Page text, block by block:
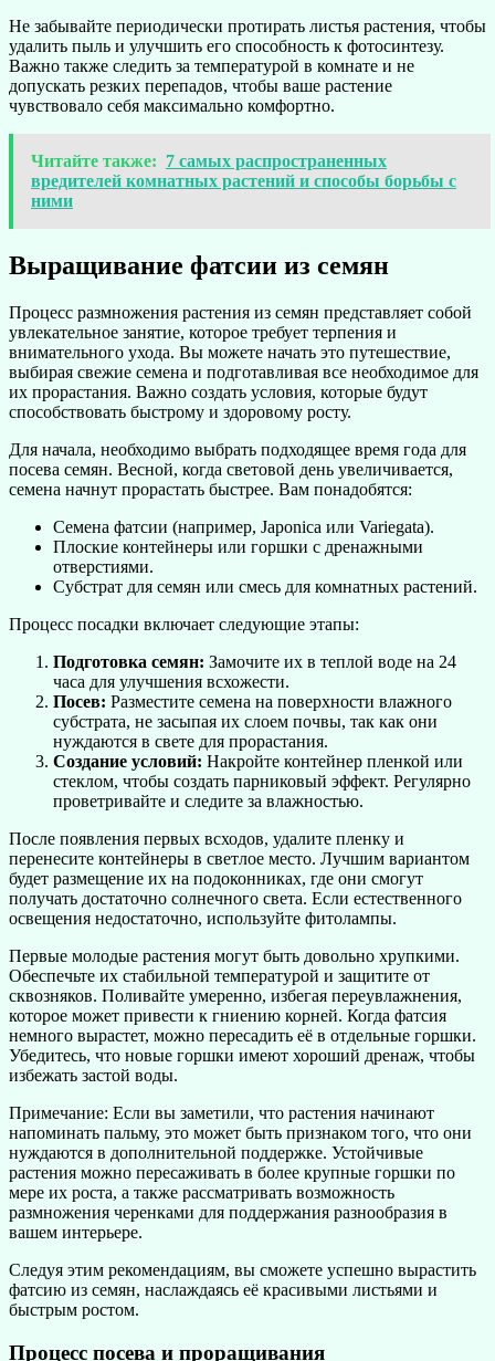
Не забывайте периодически протирать листья растения, чтобы
удалить пыль и улучшить его способность к фотосинтезу.
Важно также следить за температурой в комнате и не
допускать резких перепадов, чтобы ваше растение
чувствовало себя максимально комфортно.
Читайте также: 7 самых распространенных
вредителей комнатных растений и способы борьбы с
ними
Выращивание фатсии из семян
Процесс размножения растения из семян представляет собой
увлекательное занятие, которое требует терпения и
внимательного ухода. Вы можете начать это путешествие,
выбирая свежие семена и подготавливая все необходимое для
их прорастания. Важно создать условия, которые будут
способствовать быстрому и здоровому росту.
Для начала, необходимо выбрать подходящее время года для
посева семян. Весной, когда световой день увеличивается,
семена начнут прорастать быстрее. Вам понадобятся:
Семена фатсии (например, Japonica или Variegata).
Плоские контейнеры или горшки с дренажными
отверстиями.
Субстрат для семян или смесь для комнатных растений.
Процесс посадки включает следующие этапы:
Подготовка семян: Замочите их в теплой воде на 24
часа для улучшения всхожести.
Посев: Разместите семена на поверхности влажного
субстрата, не засыпая их слоем почвы, так как они
нуждаются в свете для прорастания.
Создание условий: Накройте контейнер пленкой или
стеклом, чтобы создать парниковый эффект. Регулярно
проветривайте и следите за влажностью.
После появления первых всходов, удалите пленку и
перенесите контейнеры в светлое место. Лучшим вариантом
будет размещение их на подоконниках, где они смогут
получать достаточно солнечного света. Если естественного
освещения недостаточно, используйте фитолампы.
Первые молодые растения могут быть довольно хрупкими.
Обеспечьте их стабильной температурой и защитите от
сквозняков. Поливайте умеренно, избегая переувлажнения,
которое может привести к гниению корней. Когда фатсия
немного вырастет, можно пересадить её в отдельные горшки.
Убедитесь, что новые горшки имеют хороший дренаж, чтобы
избежать застой воды.
Примечание: Если вы заметили, что растения начинают
напоминать пальму, это может быть признаком того, что они
нуждаются в дополнительной поддержке. Устойчивые
растения можно пересаживать в более крупные горшки по
мере их роста, а также рассматривать возможность
размножения черенками для поддержания разнообразия в
вашем интерьере.
Следуя этим рекомендациям, вы сможете успешно вырастить
фатсию из семян, наслаждаясь её красивыми листьями и
быстрым ростом.
Процесс посева и проращивания